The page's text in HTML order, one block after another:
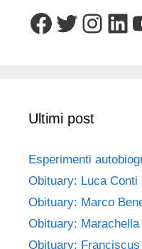
Facebook
Twitter
Ultimi post
Esperimenti
Obituary: Luca Conti
Obituary: Marco
Obituary: Marachella
Obituary: